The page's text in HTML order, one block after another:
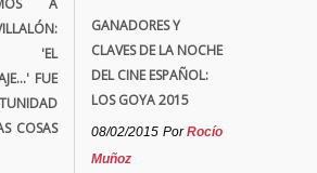
A
'EL
FUE
COSAS
GANADORES Y
CLAVES DE LA NOCHE
DEL CINE ESPAÑOL:
LOS GOYA 2015
08/02/2015 PorRocío
Muñoz